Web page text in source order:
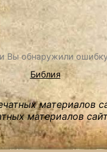
Вы обнаружили
Библия
материалов
материалов